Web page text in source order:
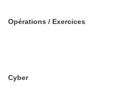
Opérations / Exercices
Cyber